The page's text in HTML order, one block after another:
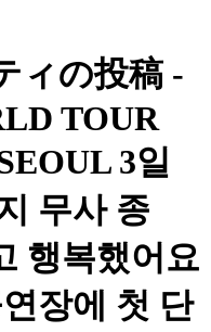
ィの投稿 -
TOUR
3일
무사 종
행복했어요
장에 첫 단